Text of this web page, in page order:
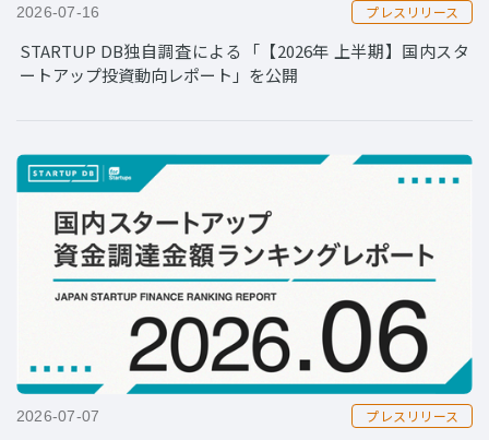
2026-07-16 プレスリリース
STARTUP DB独自調査による「【2026年 上半期】国内スタ
ートアップ投資動向レポート」を公開
2026-07-07 プレスリリース